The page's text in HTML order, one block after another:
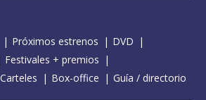
Próximos estrenos
DVD
Festivales + premios
Carteles Box-office Guía / directorio